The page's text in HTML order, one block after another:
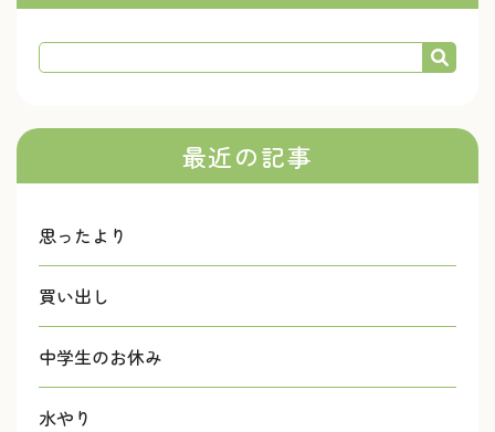
最近の記事
思ったより
買い出し
中学生のお休み
水やり